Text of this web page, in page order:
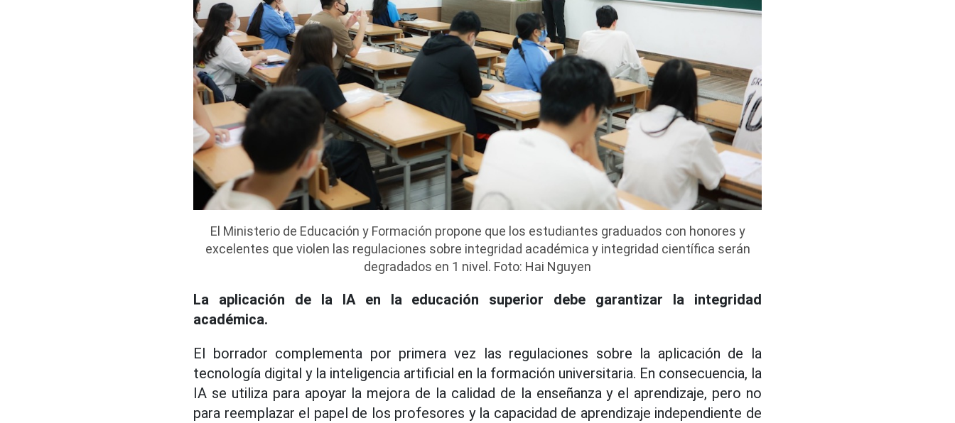
El Ministerio de Educación y Formación propone que los estudiantes graduados con honores y
excelentes que violen las regulaciones sobre integridad académica y integridad científica serán
degradados en 1 nivel. Foto: Hai Nguyen
La aplicación de la IA en la educación superior debe garantizar la integridad
académica.
El borrador complementa por primera vez las regulaciones sobre la aplicación de la
tecnología digital y la inteligencia artificial en la formación universitaria. En consecuencia, la
IA se utiliza para apoyar la mejora de la calidad de la enseñanza y el aprendizaje, pero no
para reemplazar el papel de los profesores y la capacidad de aprendizaje independiente de